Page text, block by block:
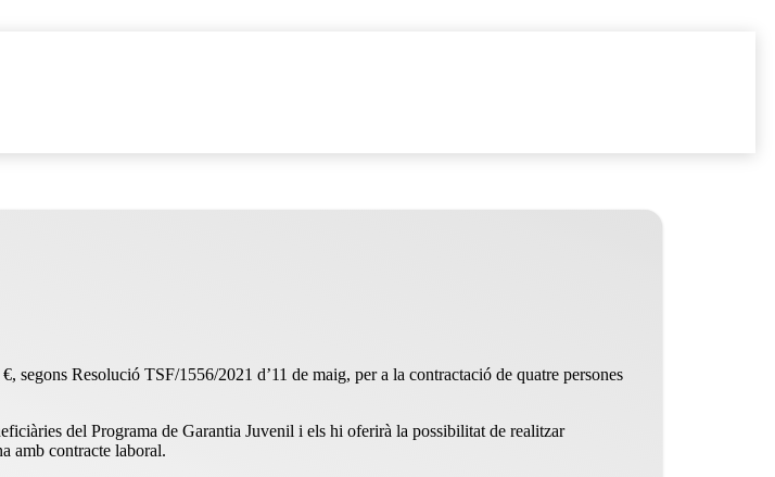
Resolució TSF/1556/2021 d’11 de maig, per a la contractació de quatre persones
del Programa de Garantia Juvenil i els hi oferirà la possibilitat de realitzar
amb contracte laboral.